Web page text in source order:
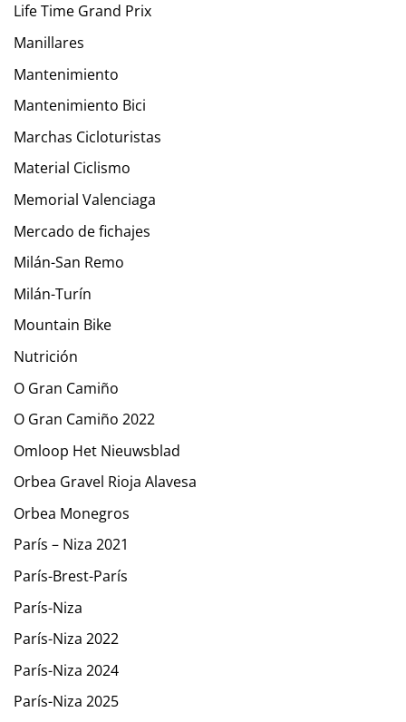
Life Time Grand Prix
Manillares
Mantenimiento
Mantenimiento Bici
Marchas Cicloturistas
Material Ciclismo
Memorial Valenciaga
Mercado de fichajes
Milán-San Remo
Milán-Turín
Mountain Bike
Nutrición
O Gran Camiño
O Gran Camiño 2022
Omloop Het Nieuwsblad
Orbea Gravel Rioja Alavesa
Orbea Monegros
París – Niza 2021
París-Brest-París
París-Niza
París-Niza 2022
París-Niza 2024
París-Niza 2025